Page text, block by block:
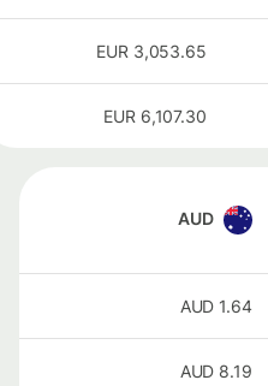
3,053.65
EUR
6,107.30
EUR
AUD
1.64
AUD
8.19
AUD